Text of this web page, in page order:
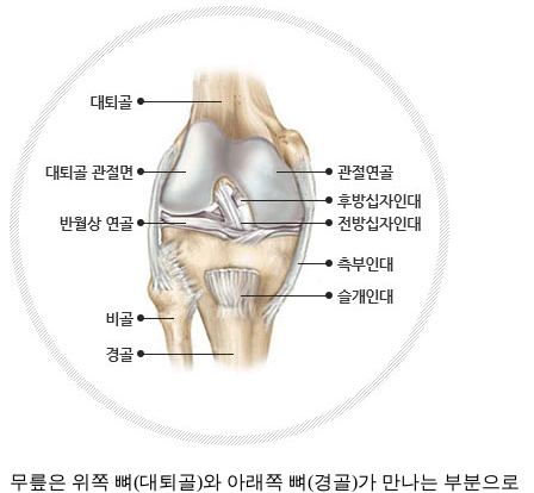
무릎은 위쪽 뼈(대퇴골)와 아래쪽 뼈(경골)가 만나는 부분으로